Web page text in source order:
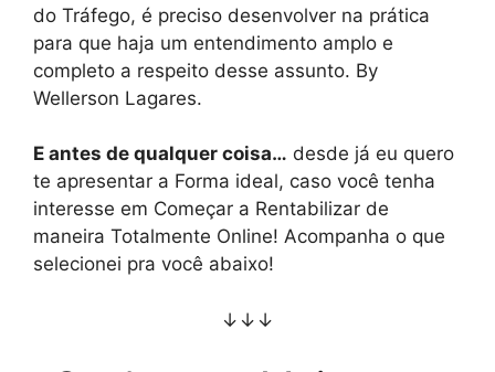
do Tráfego, é preciso desenvolver na prática
para que haja um entendimento amplo e
completo a respeito desse assunto. By
Wellerson Lagares.
E antes de qualquer coisa… desde já eu quero
te apresentar a Forma ideal, caso você tenha
interesse em Começar a Rentabilizar de
maneira Totalmente Online! Acompanha o que
selecionei pra você abaixo!
↓↓↓